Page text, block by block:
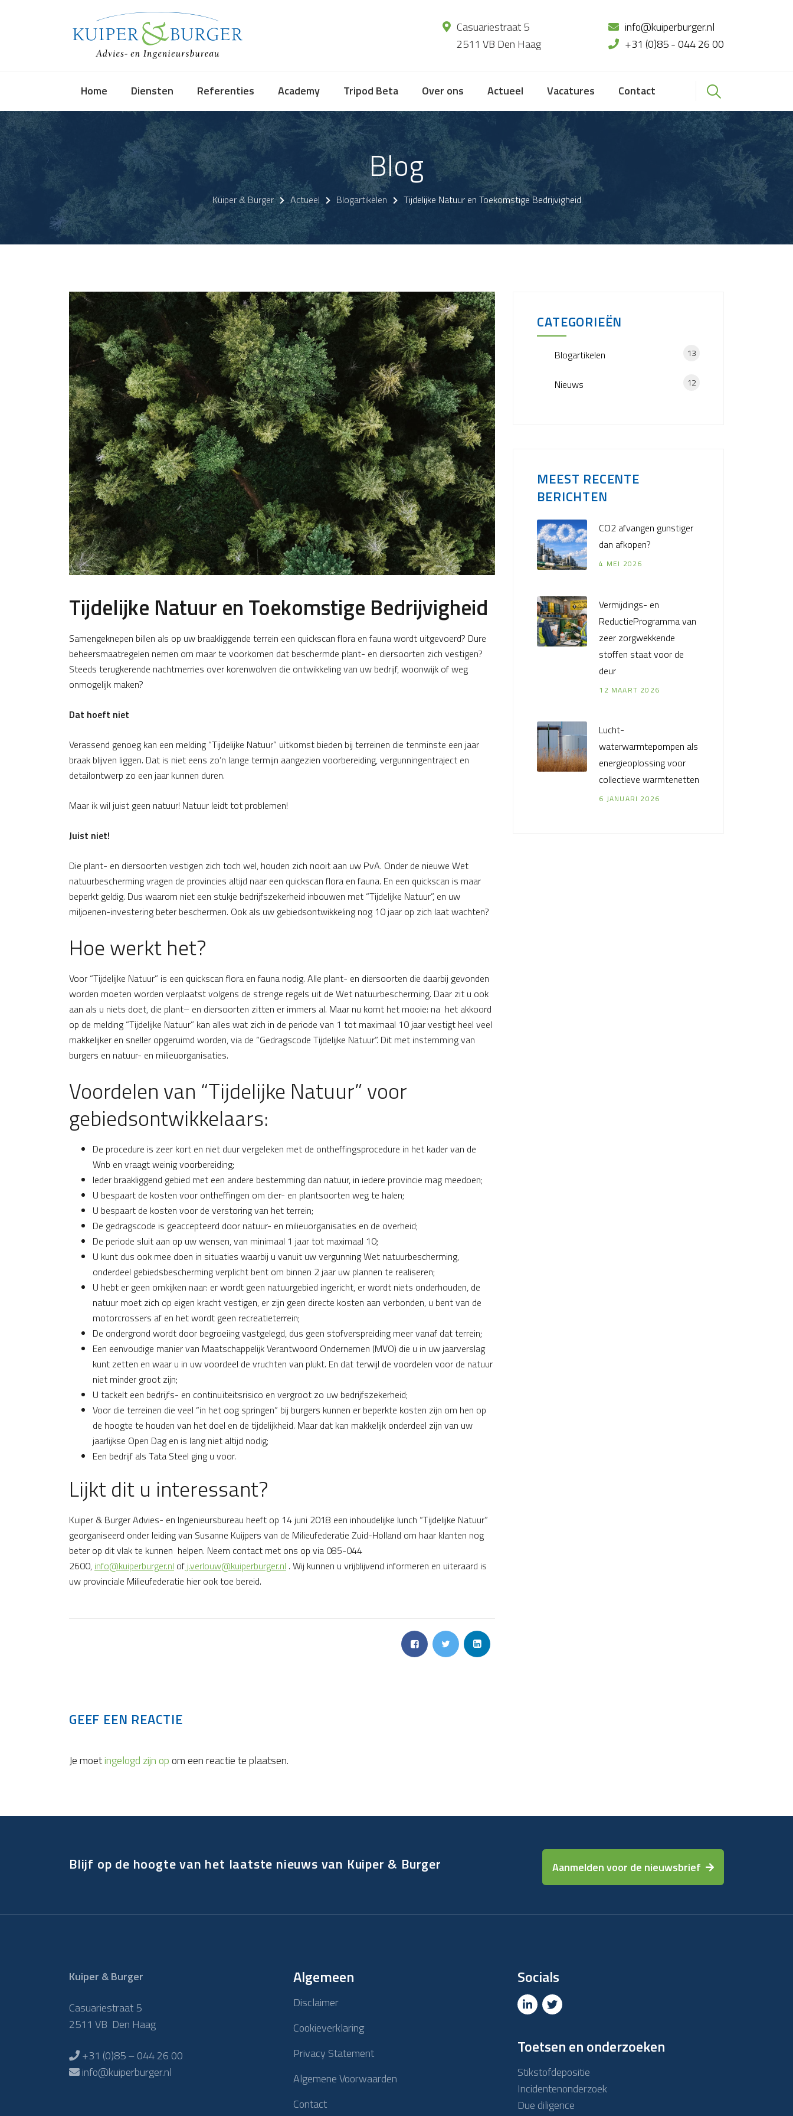
Casuariestraat 5
2511 VB Den Haag
info@kuiperburger.nl
+31 (0)85 - 044 26 00
Home Diensten Referenties Academy Tripod Beta Over ons Actueel Vacatures Contact
Blog
Kuiper & Burger Actueel Blogartikelen Tijdelijke Natuur en Toekomstige Bedrijvigheid
Tijdelijke Natuur en Toekomstige Bedrijvigheid
Samengeknepen billen als op uw braakliggende terrein een quickscan flora en fauna wordt uitgevoerd? Dure
beheersmaatregelen nemen om maar te voorkomen dat beschermde plant- en diersoorten zich vestigen?
Steeds terugkerende nachtmerries over korenwolven die ontwikkeling van uw bedrijf, woonwijk of weg
onmogelijk maken?
Dat hoeft niet
Verassend genoeg kan een melding “Tijdelijke Natuur” uitkomst bieden bij terreinen die tenminste een jaar
braak blijven liggen. Dat is niet eens zo’n lange termijn aangezien voorbereiding, vergunningentraject en
detailontwerp zo een jaar kunnen duren.
Maar ik wil juist geen natuur! Natuur leidt tot problemen!
Juist niet!
Die plant- en diersoorten vestigen zich toch wel, houden zich nooit aan uw PvA. Onder de nieuwe Wet
natuurbescherming vragen de provincies altijd naar een quickscan flora en fauna. En een quickscan is maar
beperkt geldig. Dus waarom niet een stukje bedrijfszekerheid inbouwen met “Tijdelijke Natuur”, en uw
miljoenen-investering beter beschermen. Ook als uw gebiedsontwikkeling nog 10 jaar op zich laat wachten?
Hoe werkt het?
Voor “Tijdelijke Natuur” is een quickscan flora en fauna nodig. Alle plant- en diersoorten die daarbij gevonden
worden moeten worden verplaatst volgens de strenge regels uit de Wet natuurbescherming. Daar zit u ook
aan als u niets doet, die plant– en diersoorten zitten er immers al. Maar nu komt het mooie: na het akkoord
op de melding “Tijdelijke Natuur” kan alles wat zich in de periode van 1 tot maximaal 10 jaar vestigt heel veel
makkelijker en sneller opgeruimd worden, via de “Gedragscode Tijdelijke Natuur”. Dit met instemming van
burgers en natuur- en milieuorganisaties.
Voordelen van “Tijdelijke Natuur” voor
gebiedsontwikkelaars:
De procedure is zeer kort en niet duur vergeleken met de ontheffingsprocedure in het kader van de
Wnb en vraagt weinig voorbereiding;
Ieder braakliggend gebied met een andere bestemming dan natuur, in iedere provincie mag meedoen;
U bespaart de kosten voor ontheffingen om dier- en plantsoorten weg te halen;
U bespaart de kosten voor de verstoring van het terrein;
De gedragscode is geaccepteerd door natuur- en milieuorganisaties en de overheid;
De periode sluit aan op uw wensen, van minimaal 1 jaar tot maximaal 10;
U kunt dus ook mee doen in situaties waarbij u vanuit uw vergunning Wet natuurbescherming,
onderdeel gebiedsbescherming verplicht bent om binnen 2 jaar uw plannen te realiseren;
U hebt er geen omkijken naar: er wordt geen natuurgebied ingericht, er wordt niets onderhouden, de
natuur moet zich op eigen kracht vestigen, er zijn geen directe kosten aan verbonden, u bent van de
motorcrossers af en het wordt geen recreatieterrein;
De ondergrond wordt door begroeiing vastgelegd, dus geen stofverspreiding meer vanaf dat terrein;
Een eenvoudige manier van Maatschappelijk Verantwoord Ondernemen (MVO) die u in uw jaarverslag
kunt zetten en waar u in uw voordeel de vruchten van plukt. En dat terwijl de voordelen voor de natuur
niet minder groot zijn;
U tackelt een bedrijfs- en continuïteitsrisico en vergroot zo uw bedrijfszekerheid;
Voor die terreinen die veel “in het oog springen” bij burgers kunnen er beperkte kosten zijn om hen op
de hoogte te houden van het doel en de tijdelijkheid. Maar dat kan makkelijk onderdeel zijn van uw
jaarlijkse Open Dag en is lang niet altijd nodig;
Een bedrijf als Tata Steel ging u voor.
Lijkt dit u interessant?
Kuiper & Burger Advies- en Ingenieursbureau heeft op 14 juni 2018 een inhoudelijke lunch “Tijdelijke Natuur”
georganiseerd onder leiding van Susanne Kuijpers van de Milieufederatie Zuid-Holland om haar klanten nog
beter op dit vlak te kunnen helpen. Neem contact met ons op via 085-044
2600, info@kuiperburger.nl of j.verlouw@kuiperburger.nl . Wij kunnen u vrijblijvend informeren en uiteraard is
uw provinciale Milieufederatie hier ook toe bereid.
GEEF EEN REACTIE
Je moetingelogd zijn opom een reactie te plaatsen.
CATEGORIEËN
Blogartikelen 13
Nieuws 12
MEEST RECENTE
BERICHTEN
CO2 afvangen gunstiger
dan afkopen?
4 MEI 2026
Vermijdings- en
ReductieProgramma van
zeer zorgwekkende
stoffen staat voor de
deur
12 MAART 2026
Lucht-
waterwarmtepompen als
energieoplossing voor
collectieve warmtenetten
6 JANUARI 2026
Blijf op de hoogte van het laatste nieuws van Kuiper & Burger Aanmelden voor de nieuwsbrief
Kuiper & Burger
Casuariestraat 5
2511 VB Den Haag
+31 (0)85 – 044 26 00
info@kuiperburger.nl
Algemeen
Disclaimer
Cookieverklaring
Privacy Statement
Algemene Voorwaarden
Contact
Socials
Toetsen en onderzoeken
Stikstofdepositie
Incidentenonderzoek
Due diligence